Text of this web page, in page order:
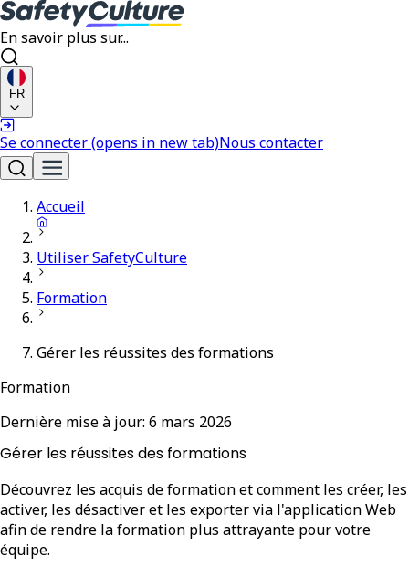
En savoir plus sur...
FR
Se connecter(opens in new tab)Nous contacter
Accueil
Utiliser SafetyCulture
Formation
Gérer les réussites des formations
Formation
Dernière mise à jour: 6 mars 2026
Gérer les réussites des formations
Découvrez les acquis de formation et comment les créer, les
activer, les désactiver et les exporter via l'application Web
afin de rendre la formation plus attrayante pour votre
équipe.